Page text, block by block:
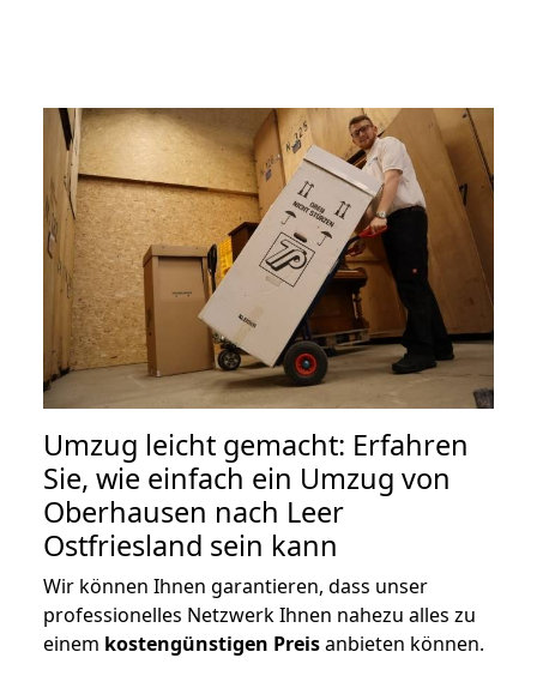
Umzug leicht gemacht: Erfahren
Sie, wie einfach ein Umzug von
Oberhausen nach Leer
Ostfriesland sein kann
Wir können Ihnen garantieren, dass unser
professionelles Netzwerk Ihnen nahezu alles zu
einem kostengünstigen Preisanbieten können.